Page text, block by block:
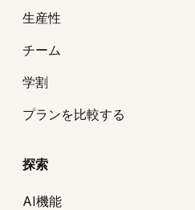
生産性
チーム
学割
プランを比較する
探索
AI機能